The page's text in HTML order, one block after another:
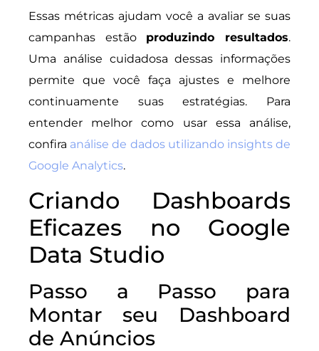
Essas métricas ajudam você a avaliar se suas
campanhas estão produzindo resultados.
Uma análise cuidadosa dessas informações
permite que você faça ajustes e melhore
continuamente suas estratégias. Para
entender melhor como usar essa análise,
confira análise de dados utilizando insights de
Google Analytics.
Criando Dashboards
Eficazes no Google
Data Studio
Passo a Passo para
Montar seu Dashboard
de Anúncios